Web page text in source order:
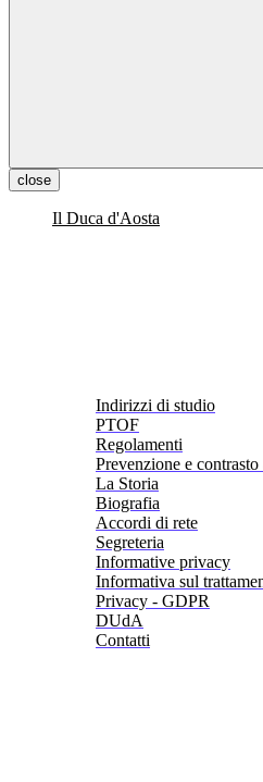
close
Il Duca d'Aosta
Indirizzi di studio
PTOF
Regolamenti
Prevenzione e
La Storia
Biografia
Accordi di rete
Segreteria
Informative privacy
Informativa sul
Privacy - GDPR
DUdA
Contatti